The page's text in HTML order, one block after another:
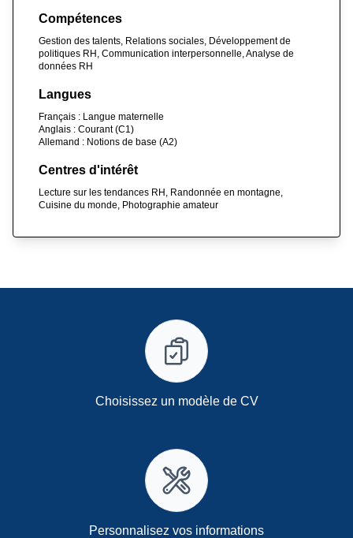
Compétences
Gestion des talents, Relations sociales, Développement de
politiques RH, Communication interpersonnelle, Analyse de
données RH
Langues
Français : Langue maternelle
Anglais : Courant (C1)
Allemand : Notions de base (A2)
Centres d'intérêt
Lecture sur les tendances RH, Randonnée en montagne,
Cuisine du monde, Photographie amateur
Choisissez un modèle de CV
Personnalisez vos informations